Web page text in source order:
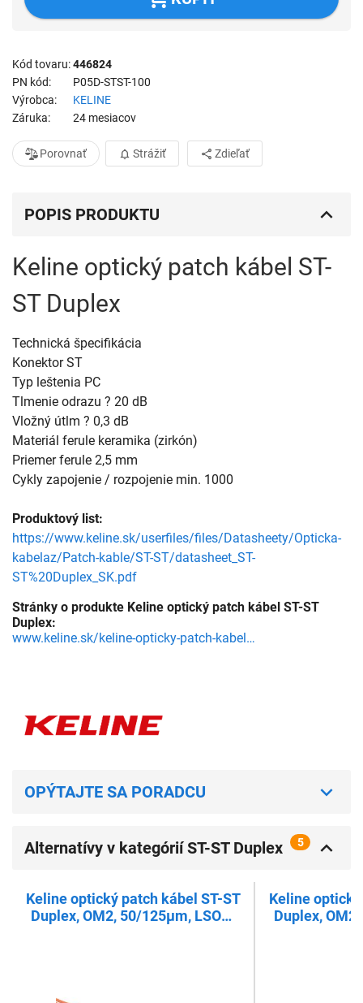
Kód tovaru 446824
PN kód
P05D-STST-100
Výrobca
KELINE
Záruka
24 mesiacov
Porovnať Strážiť Zdieľať
POPIS PRODUKTU
Keline optický patch kábel ST-
ST Duplex
Technická špecifikácia
Konektor ST
Typ leštenia PC
Tlmenie odrazu ? 20 dB
Vložný útlm ? 0,3 dB
Materiál ferule keramika (zirkón)
Priemer ferule 2,5 mm
Cykly zapojenie / rozpojenie min. 1000
Produktový list:
https://www.keline.sk/userfiles/files/Datasheety/Opticka-
kabelaz/Patch-kable/ST-ST/datasheet_ST-
ST%20Duplex_SK.pdf
Stránky o produkte Keline optický patch kábel ST-ST
Duplex:
www.keline.sk/keline-opticky-patch-kabel-st-st-duplex-om2-50-125um-lsoh?15=76&21=106
OPÝTAJTE SA PORADCU
Alternatívy v kategórií ST-ST Duplex
5
Keline optický patch kábel ST-ST
Duplex, OM2, 50/125µm, LSOH,
Keline
Duplex,